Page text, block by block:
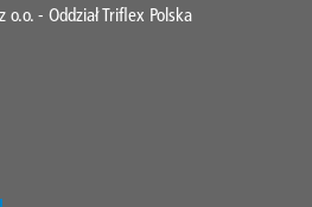
o.o. - Oddział Triflex Polska